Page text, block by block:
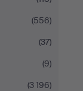
(556)
(37)
(9)
(3 196)